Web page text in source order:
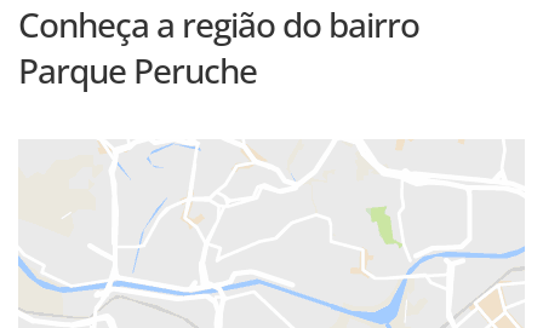
Conheça a região do bairro
Parque Peruche